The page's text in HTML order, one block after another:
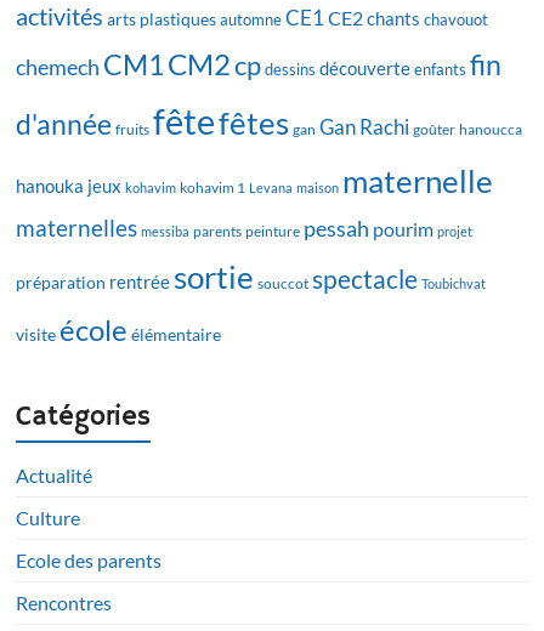
activités arts plastiques automne CE1 CE2chants chavouot
chemech CM1CM2cp dessins découverte enfants fin
d'année fruits fêtefêtes gan Gan Rachi goûter hanoucca
hanouka jeux kohavim kohavim 1 Levana maison maternelle
maternelles messiba parents peinture pessah pourim projet
préparation rentrée sortie souccot spectacle Toubichvat
visite école élémentaire
Catégories
Actualité
Culture
Ecole des parents
Rencontres